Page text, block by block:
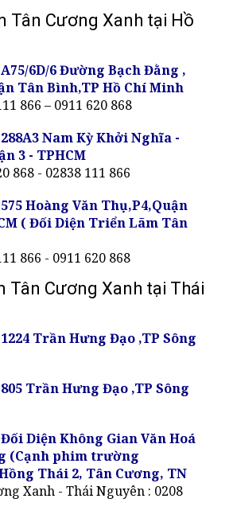
Tân Cương Xanh tại Hồ
A75/6D/6 Đường Bạch Đằng ,
Tân Bình,TP Hồ Chí Minh
866 – 0911 620 868
288A3 Nam Kỳ Khởi Nghĩa -
3 - TPHCM
868 - 02838 111 866
575 Hoàng Văn Thụ,P4,Quận
( Đối Diện Triển Lãm Tân
866 - 0911 620 868
Tân Cương Xanh tại Thái
1224 Trần Hưng Đạo ,TP Sông
805 Trần Hưng Đạo ,TP Sông
Đối Diện Không Gian Văn Hoá
(Cạnh phim trường
Thái 2, Tân Cương, TN
Xanh - Thái Nguyên : 0208